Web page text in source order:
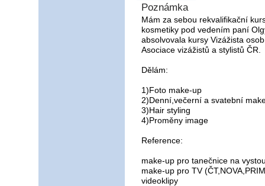
Poznámka
Mám za sebou rekvalifikační
kosmetiky pod vedením paní
absolvovala kursy Vizážista
Asociace vizážistů a stylistů ČR.
Dělám:
1)Foto make-up
2)Denní,večerní a svatební
3)Hair styling
4)Proměny image
Reference:
make-up pro tanečnice na
make-up pro TV
videoklipy